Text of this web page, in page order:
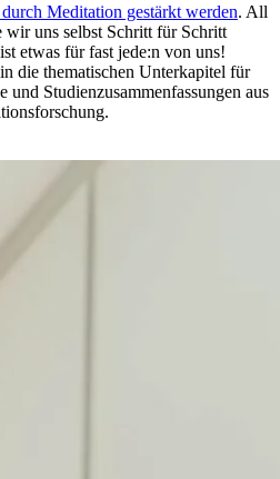
Medi­ta­tion gestärkt werden. All
uns selbst Schritt für Schritt
etwas für fast jede:n von uns!
die thematischen Unterkapitel für
und Studienzusammenfassungen aus